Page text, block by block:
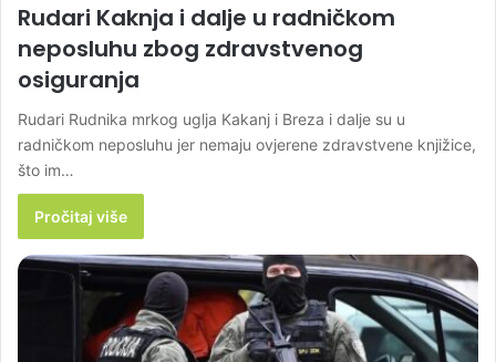
Rudari Kaknja i dalje u radničkom
neposluhu zbog zdravstvenog
osiguranja
Rudari Rudnika mrkog uglja Kakanj i Breza i dalje su u
radničkom neposluhu jer nemaju ovjerene zdravstvene knjižice,
što im…
Pročitaj više